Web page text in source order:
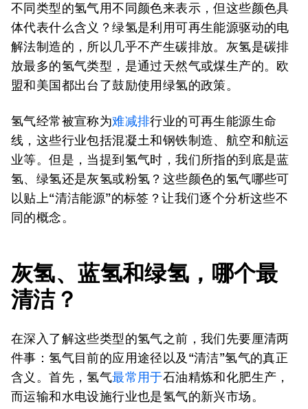
不同类型的氢气用不同颜色来表示，但这些颜色具
体代表什么含义？绿氢是利用可再生能源驱动的电
解法制造的，所以几乎不产生碳排放。灰氢是碳排
放最多的氢气类型，是通过天然气或煤生产的。欧
盟和美国都出台了鼓励使用绿氢的政策。
氢气经常被宣称为难减排行业的可再生能源生命
线，这些行业包括混凝土和钢铁制造、航空和航运
业等。但是，当提到氢气时，我们所指的到底是蓝
氢、绿氢还是灰氢或粉氢？这些颜色的氢气哪些可
以贴上“清洁能源”的标签？让我们逐个分析这些不
同的概念。
灰氢、蓝氢和绿氢，哪个最
清洁？
在深入了解这些类型的氢气之前，我们先要厘清两
件事：氢气目前的应用途径以及“清洁”氢气的真正
含义。首先，氢气最常用于石油精炼和化肥生产，
而运输和水电设施行业也是氢气的新兴市场。